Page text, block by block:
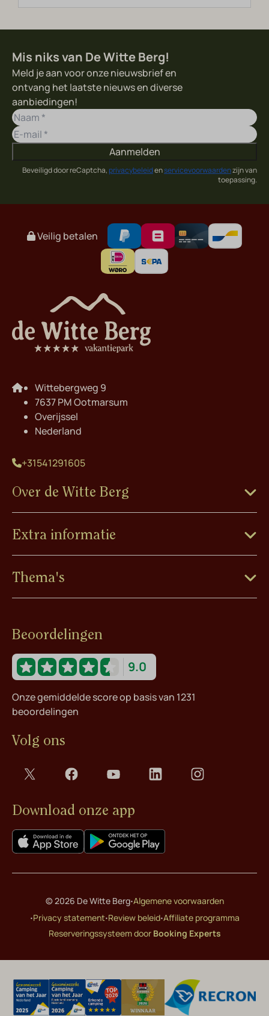
Mis niks van De Witte Berg!
Meld je aan voor onze nieuwsbrief en
ontvang het laatste nieuws en diverse
aanbiedingen!
Aanmelden
Beveiligd door reCaptcha, privacybeleidenservicevoorwaardenzijn van
toepassing.
Veilig betalen
Wittebergweg 9
7637 PM Ootmarsum
Overijssel
Nederland
+31541291605
Over de Witte Berg
Extra informatie
Thema's
Beoordelingen
9.0
Onze gemiddelde score op basis van 1231
beoordelingen
Volg ons
Download onze app
© 2026 De Witte Berg·Algemene voorwaarden
·Privacy statement·Review beleid·Affiliate programma
Reserveringssysteem door Booking Experts